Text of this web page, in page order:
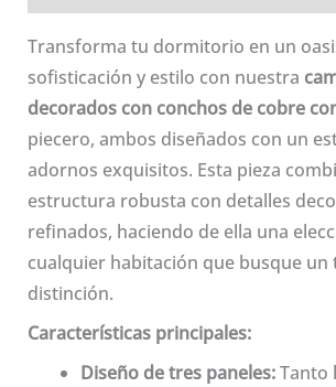
Transforma tu dormitorio en un
sofisticación y estilo con nuestra
decorados con conchos de cobre
piecero, ambos diseñados con un
adornos exquisitos. Esta pieza
estructura robusta con detalles
refinados, haciendo de ella una
cualquier habitación que busque un
distinción.
Características principales:
Diseño de tres paneles:Tanto